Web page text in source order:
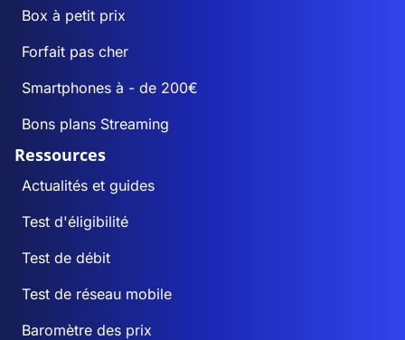
Box à petit prix
Forfait pas cher
Smartphones à - de 200€
Bons plans Streaming
Ressources
Actualités et guides
Test d'éligibilité
Test de débit
Test de réseau mobile
Baromètre des prix